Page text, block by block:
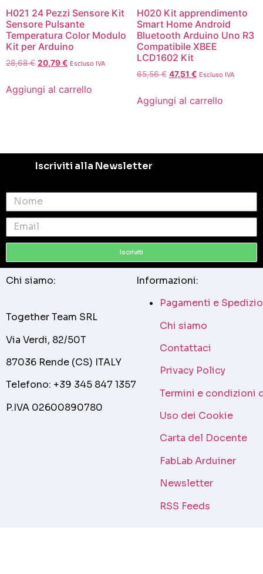
H021 24 Pezzi Sensore Kit
Sensore Pulsante
Temperatura Color Modulo
Kit per Arduino
28,68€ 20,79€ Escluso IVA
Aggiungi al carrello
H020 Kit apprendimento
Smart Home Android
Bluetooth Arduino Uno R3
Compatibile XBEE
LCD1602 Kit
65,56€ 47,51 € Escluso IVA
Aggiungi al carrello
Iscriviti alla Newsletter
Iscriviti
Chi siamo:
Together Team SRL
Via Verdi, 82/50T
87036 Rende (CS) ITALY
Telefono: +39 345 847 1357
P.IVA 02600890780
Informazioni:
Pagamenti e
Chi siamo
Contattaci
Privacy Policy
Termini e condizioni
Uso dei Cookie
Carta del Docente
FabLab Arduiner
Newsletter
RSS Feeds